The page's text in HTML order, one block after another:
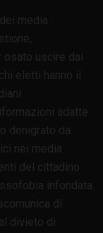
media
osato uscire dai
eletti hanno il
adatte
denigrato da
nei media
del cittadino
infondata.
di
divieto di